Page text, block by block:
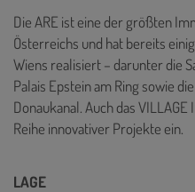
Die ARE ist eine der größten
Österreichs und hat bereits
Wiens realisiert – darunter die
Palais Epstein am Ring sowie
Donaukanal. Auch das
Reihe innovativer Projekte ein.
LAGE